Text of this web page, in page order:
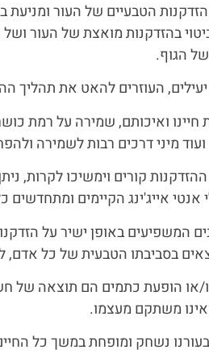
הטבעיים של העור
בהזדקנות מואצת של העור
הגוף.
יעילים, העוזרים להאט את
ואיכותם, שמירה על רמת
מיני דרכים רבות לשמירה
קורים וימשיכו לקרות,
אייג'ינג הקיימים ומתחדשים
המשפיעים באופן ישיר על
בסביבתו הטבעית של כל אדם,
ו/או הופעת כתמים הם תוצאה
משתקם מעצמו.
נשחק ומופחת במשך כל